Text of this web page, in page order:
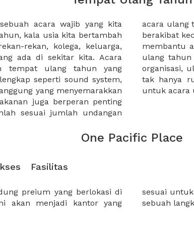
acara wajib yang kita
kala usia kita bertambah
rekan, kolega, keluarga,
ada di sekitar kita. Acara
tempat ulang tahun yang
seperti sound system,
yang menyemarakkan
juga berperan penting
sesuai jumlah undangan
kekurangan makanan yang
ulang tahun anda. XWORK
ulang tahun, baik acara
pernikahan, ulang tahun
anda. XWORK menyediakan
dan paket makanan
untuk acara
One Pacific Place
Fasilitas
preium yang berlokasi di
akan menjadi kantor yang
strategis dapat membuat
sebuah